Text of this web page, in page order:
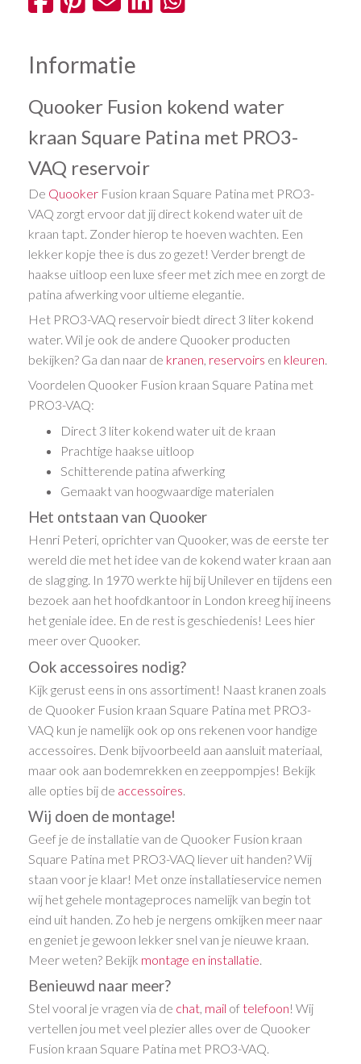
Informatie
Quooker Fusion kokend water
kraan Square Patina met PRO3-
VAQ reservoir
De Quooker Fusion kraan Square Patina met PRO3-
VAQ zorgt ervoor dat jij direct kokend water uit de
kraan tapt. Zonder hierop te hoeven wachten. Een
lekker kopje thee is dus zo gezet! Verder brengt de
haakse uitloop een luxe sfeer met zich mee en zorgt de
patina afwerking voor ultieme elegantie.
Het PRO3-VAQ reservoir biedt direct 3 liter kokend
water. Wil je ook de andere Quooker producten
bekijken? Ga dan naar de kranen, reservoirs en kleuren.
Voordelen Quooker Fusion kraan Square Patina met
PRO3-VAQ:
Direct 3 liter kokend water uit de kraan
Prachtige haakse uitloop
Schitterende patina afwerking
Gemaakt van hoogwaardige materialen
Het ontstaan van Quooker
Henri Peteri, oprichter van Quooker, was de eerste ter
wereld die met het idee van de kokend water kraan aan
de slag ging. In 1970 werkte hij bij Unilever en tijdens een
bezoek aan het hoofdkantoor in London kreeg hij ineens
het geniale idee. En de rest is geschiedenis! Lees hier
meer over Quooker.
Ook accessoires nodig?
Kijk gerust eens in ons assortiment! Naast kranen zoals
de Quooker Fusion kraan Square Patina met PRO3-
VAQ kun je namelijk ook op ons rekenen voor handige
accessoires. Denk bijvoorbeeld aan aansluit materiaal,
maar ook aan bodemrekken en zeeppompjes! Bekijk
alle opties bij de accessoires
Wij doen de montage!
Geef je de installatie van de Quooker Fusion kraan
Square Patina met PRO3-VAQ liever uit handen? Wij
staan voor je klaar! Met onze installatieservice nemen
wij het gehele montageproces namelijk van begin tot
eind uit handen. Zo heb je nergens omkijken meer naar
en geniet je gewoon lekker snel van je nieuwe kraan.
Meer weten? Bekijk montage en installatie.
Benieuwd naar meer?
Stel vooral je vragen via de chat, mail oftelefoon! Wij
vertellen jou met veel plezier alles over de Quooker
Fusion kraan Square Patina met PRO3-VAQ.